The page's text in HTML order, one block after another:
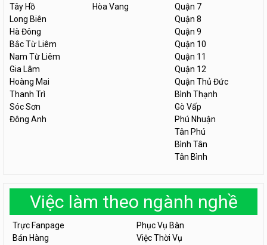
Tây Hồ
Long Biên
Hà Đông
Bắc Từ Liêm
Nam Từ Liêm
Gia Lâm
Hoàng Mai
Thanh Trì
Sóc Sơn
Đông Anh
Hòa Vang
Quận 7
Quận 8
Quận 9
Quận 10
Quận 11
Quận 12
Quận Thủ Đức
Bình Thạnh
Gò Vấp
Phú Nhuận
Tân Phú
Bình Tân
Tân Bình
Việc làm theo ngành nghề
Trực Fanpage
Phục Vụ Bàn
Bán Hàng
Việc Thời Vụ